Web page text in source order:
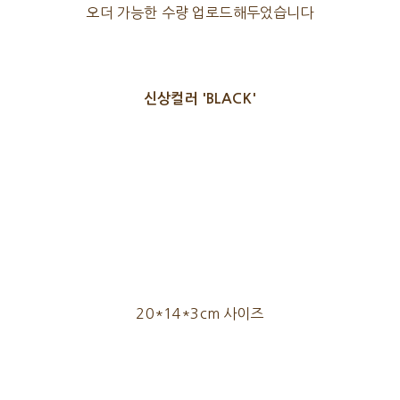
오더 가능한 수량 업로드해두었습니다
신상컬러 'BLACK'
20*14*3cm 사이즈